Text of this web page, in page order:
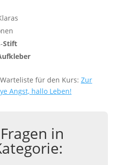
Stift
für den Kurs: Zur
Angst, hallo Leben!
in